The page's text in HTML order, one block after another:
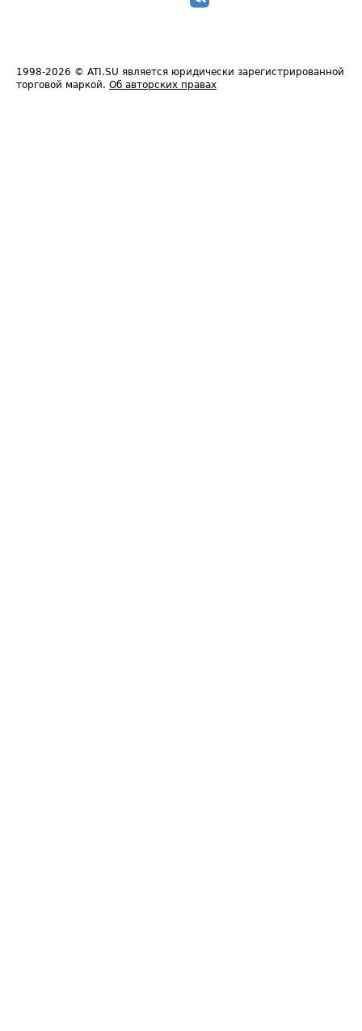
1998-2026 © ATI.SU является юридически зарегистрированной
торговой маркой. Об авторских правах